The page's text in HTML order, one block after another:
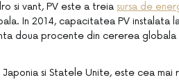
si vant, PV este a treia sursa de
In 2014, capacitatea PV instalata
doua procente din cererea
Japonia si Statele Unite, este cea